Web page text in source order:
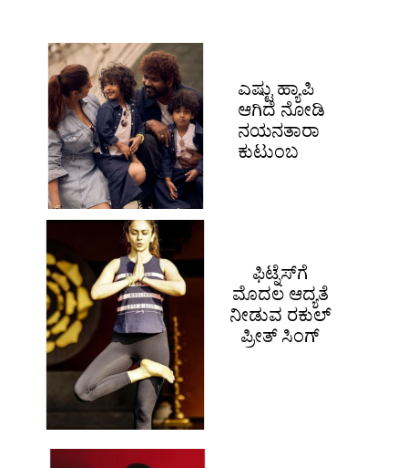
ಫಿಟ್ನೆಸ್​ಗೆ
ಮೊದಲ ಆದ್ಯತೆ
ನೀಡುವ ರಕುಲ್
ಪ್ರೀತ್ ಸಿಂಗ್
ಎಷ್ಟು ಹ್ಯಾಪಿ
ಆಗಿದೆ ನೋಡಿ
ನಯನತಾರಾ
ಕುಟುಂಬ